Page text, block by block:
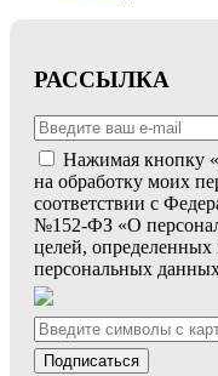
РАССЫЛКА
Нажимая кнопку
на обработку моих
соответствии с
№152-ФЗ «О
целей, определенных
персональных
Подписаться